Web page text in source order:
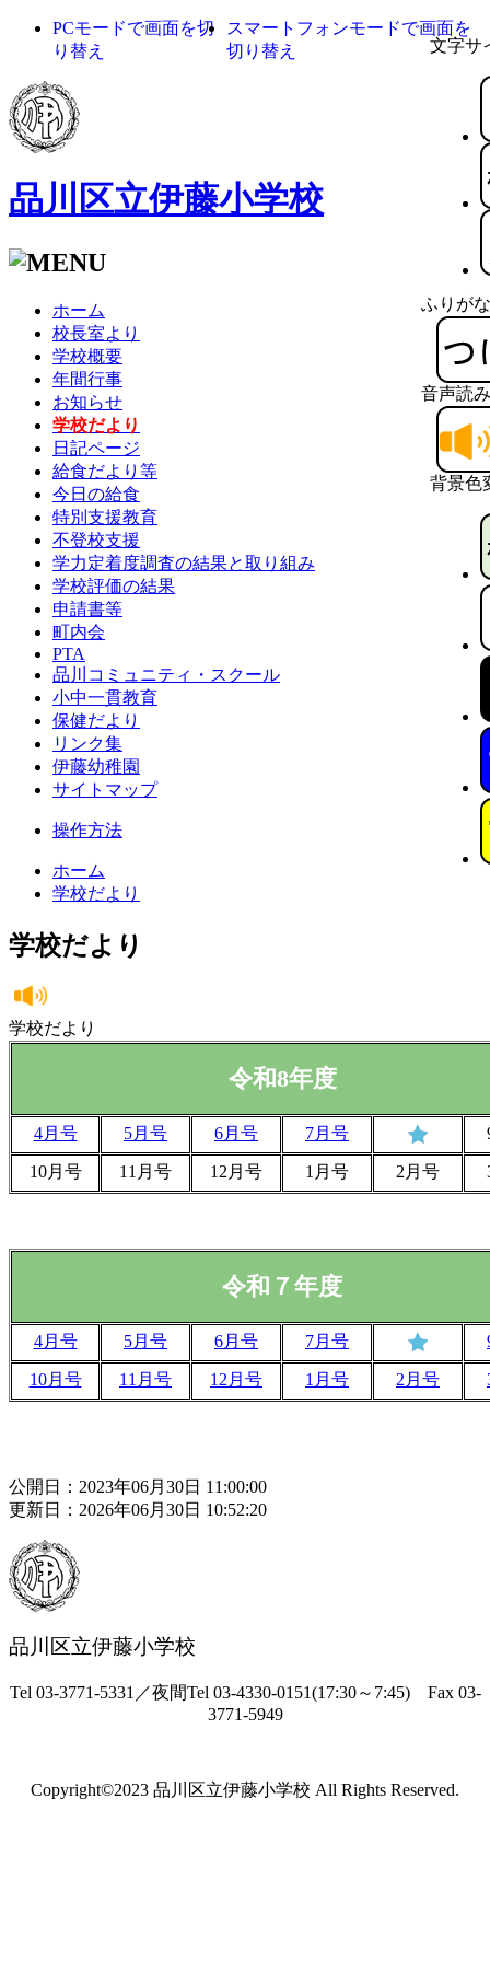
文字サ
ふりが
音声読
背景色
PCモードで画面を切
り替え
スマートフォンモードで画面を
切り替え
品川区立伊藤小学校
ホーム
校長室より
学校概要
年間行事
お知らせ
学校だより
日記ページ
給食だより等
今日の給食
特別支援教育
不登校支援
学力定着度調査の結果と取り組み
学校評価の結果
申請書等
町内会
PTA
品川コミュニティ・スクール
小中一貫教育
保健だより
リンク集
伊藤幼稚園
サイトマップ
操作方法
ホーム
学校だより
学校だより
学校だより
令和8年度
4月号 5月号 6月号 7月号
10月号 11月号 12月号 1月号 2月号
令和７年度
4月号 5月号 6月号 7月号
10月号 11月号 12月号 1月号 2月号
公開日：2023年06月30日 11:00:00
更新日：2026年06月30日 10:52:20
品川区立伊藤小学校
Tel 03-3771-5331／夜間Tel 03-4330-0151(17:30～7:45) Fax 03-
3771-5949
Copyright©2023 品川区立伊藤小学校 All Rights Reserved.